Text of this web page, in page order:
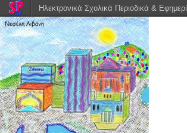
Ηλεκτρονικά Σχολικά Περιοδικά &